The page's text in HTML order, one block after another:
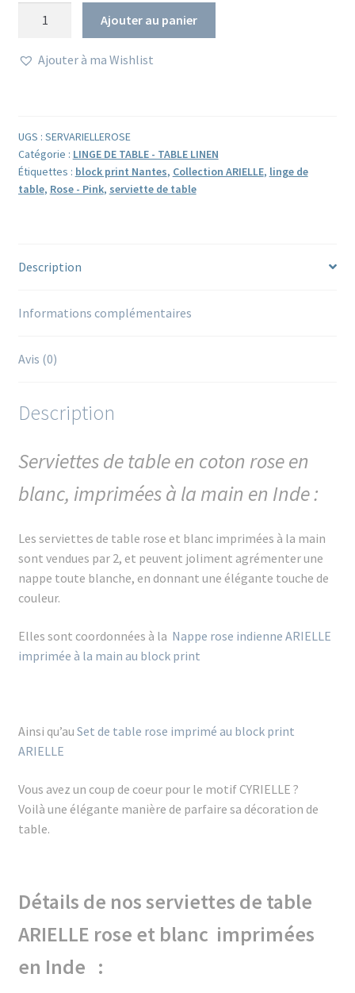
de
coton
rose
et
blanc
de
Ajouter au panier
Ajouter à ma Wishlist
UGS : SERVARIELLEROSE
Catégorie : LINGE DE TABLE - TABLE LINEN
Étiquettes : block print Nantes, Collection ARIELLE, linge de
table, Rose - Pink, serviette de table
Description
Informations complémentaires
Avis (0)
Description
Serviettes de table en coton rose en
blanc, imprimées à la main en Inde :
Les serviettes de table rose et blanc imprimées à la main
sont vendues par 2, et peuvent joliment agrémenter une
nappe toute blanche, en donnant une élégante touche de
couleur.
Elles sont coordonnées à la Nappe rose indienne ARIELLE
imprimée à la main au block print
Ainsi qu’au Set de table rose imprimé au block print
ARIELLE
Vous avez un coup de coeur pour le motif CYRIELLE ?
Voilà une élégante manière de parfaire sa décoration de
table.
Détails de nos serviettes de table
ARIELLE rose et blanc imprimées
en Inde :